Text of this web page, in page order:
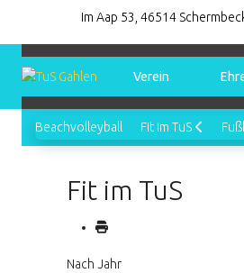
Im Aap 53, 46514
Verein
Beachvolleyball Fit im TuS
Fit im TuS
Nach Jahr